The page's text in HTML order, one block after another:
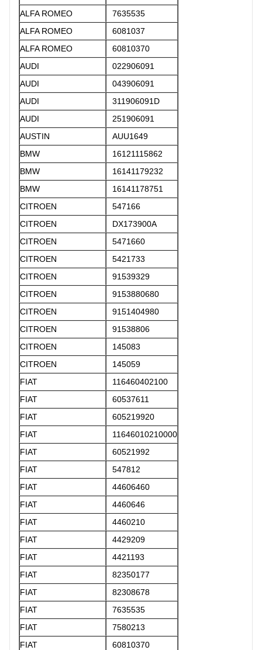
ALFA ROMEO
7635535
ALFA ROMEO
6081037
ALFA ROMEO
60810370
AUDI
022906091
AUDI
043906091
AUDI
311906091D
AUDI
251906091
AUSTIN
AUU1649
BMW
16121115862
BMW
16141179232
BMW
16141178751
CITROEN
547166
CITROEN
DX173900A
CITROEN
5471660
CITROEN
5421733
CITROEN
91539329
CITROEN
9153880680
CITROEN
9151404980
CITROEN
91538806
CITROEN
145083
CITROEN
145059
FIAT
116460402100
FIAT
60537611
FIAT
605219920
FIAT
11646010210000
FIAT
60521992
FIAT
547812
FIAT
44606460
FIAT
4460646
FIAT
4460210
FIAT
4429209
FIAT
4421193
FIAT
82350177
FIAT
82308678
FIAT
7635535
FIAT
7580213
FIAT
60810370